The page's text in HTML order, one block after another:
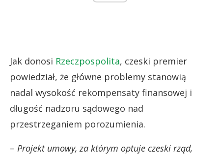
Jak donosi Rzeczpospolita, czeski premier
powiedział, że główne problemy stanowią
nadal wysokość rekompensaty finansowej i
długość nadzoru sądowego nad
przestrzeganiem porozumienia.
– Projekt umowy, za którym optuje czeski rząd,